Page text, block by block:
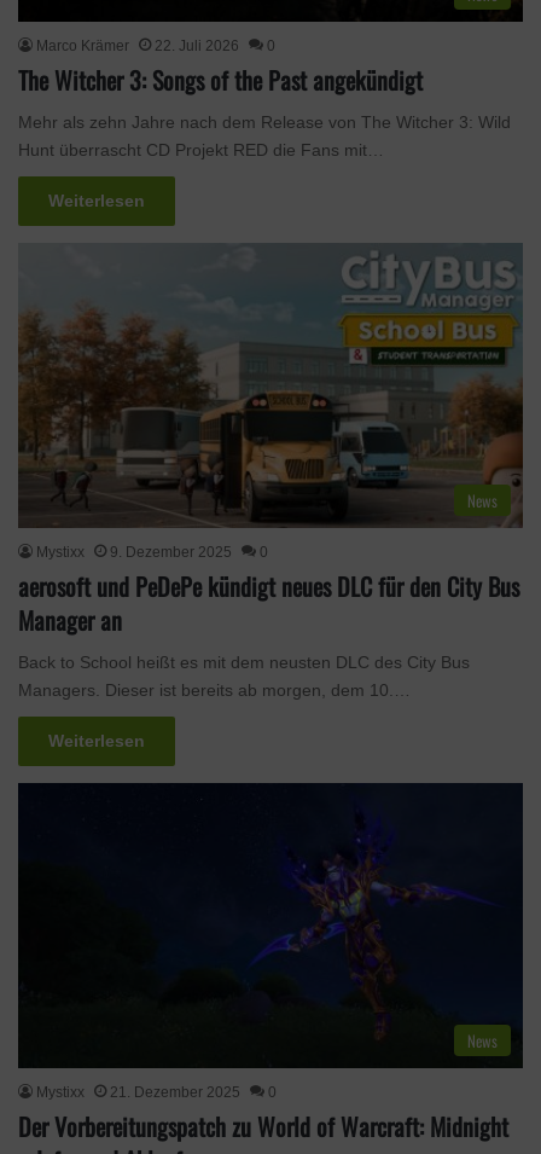
Marco Krämer 22. Juli 2026 0
The Witcher 3: Songs of the Past angekündigt
Mehr als zehn Jahre nach dem Release von The Witcher 3: Wild
Hunt überrascht CD Projekt RED die Fans mit…
Weiterlesen
News
Mystixx 9. Dezember 2025 0
aerosoft und PeDePe kündigt neues DLC für den City Bus
Manager an
Back to School heißt es mit dem neusten DLC des City Bus
Managers. Dieser ist bereits ab morgen, dem 10.…
Weiterlesen
News
Mystixx 21. Dezember 2025 0
Der Vorbereitungspatch zu World of Warcraft: Midnight